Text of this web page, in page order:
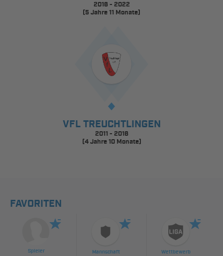
2016 - 2022
(5 Jahre 11 Monate)
VFL TREUCHTLINGEN
2011 - 2016
(4 Jahre 10 Monate)
FAVORITEN
Spieler Mannschaft Wettbewerb